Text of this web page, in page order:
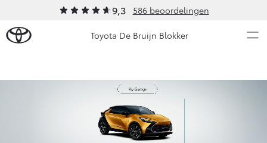
9,3 586 beoordelingen
Toyota De Bruijn Blokker